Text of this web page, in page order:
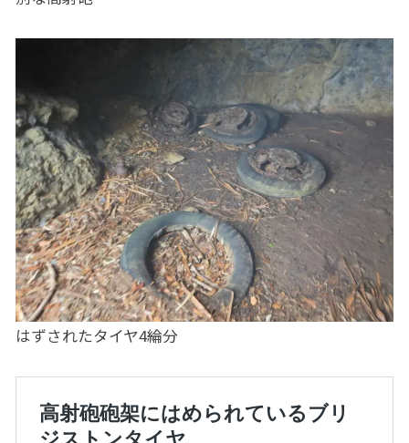
はずされたタイヤ4綸分